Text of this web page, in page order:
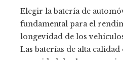
Elegir la batería de
fundamental para el
longevidad de los
Las baterías de alta